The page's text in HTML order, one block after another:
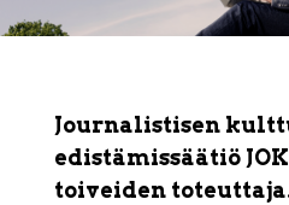
Journalistisen
edistämissäätiö
toiveiden